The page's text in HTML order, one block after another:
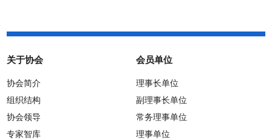
关于协会
协会简介
组织结构
协会领导
专家智库
会员单位
理事长单位
副理事长单位
常务理事单位
理事单位